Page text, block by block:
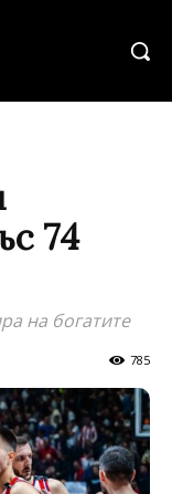
74
на богатите
785